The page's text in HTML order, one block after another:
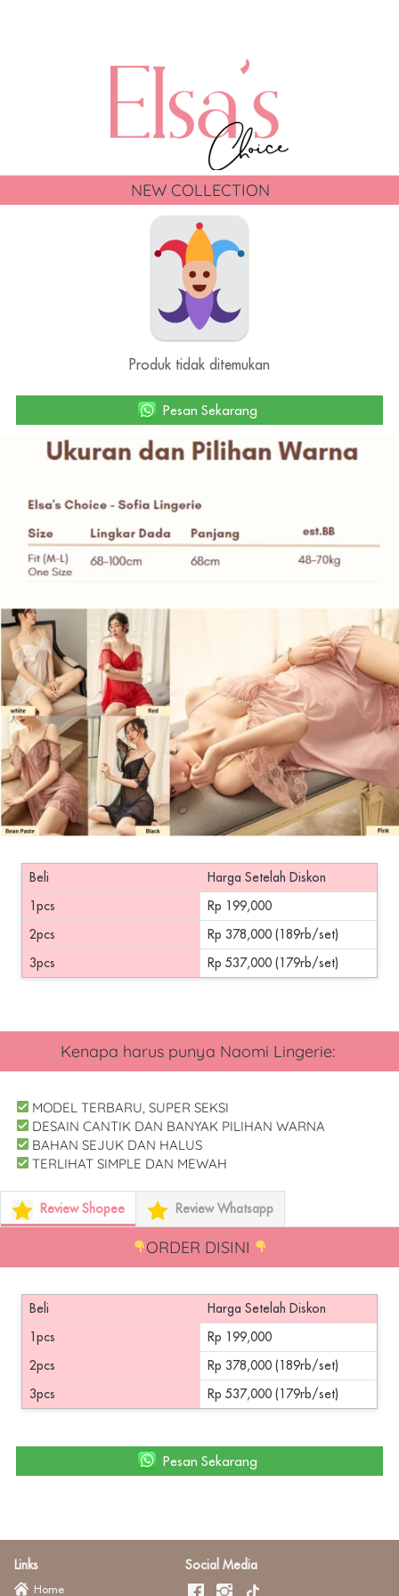
NEW COLLECTION
Produk tidak ditemukan
` Pesan Sekarang
Beli
Harga Setelah Diskon
1pcs
Rp 199,000
2pcs
Rp 378,000 (189rb/set)
3pcs
Rp 537,000 (179rb/set)
Kenapa harus punya Naomi Lingerie:
MODEL TERBARU, SUPER SEKSI
DESAIN CANTIK DAN BANYAK PILIHAN WARNA
BAHAN SEJUK DAN HALUS
TERLIHAT SIMPLE DAN MEWAH
Review Shopee Review Whatsapp
ORDER DISINI
Beli
Harga Setelah Diskon
1pcs
Rp 199,000
2pcs
Rp 378,000 (189rb/set)
3pcs
Rp 537,000 (179rb/set)
` Pesan Sekarang
Links
Home
Social Media